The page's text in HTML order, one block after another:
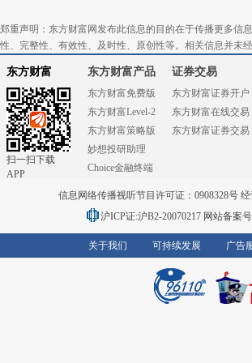
郑重声明：东方财富网发布此信息的目的在于传播更多信
性、完整性、有效性、及时性、原创性等。相关信息并未
东方财富
扫一扫下载
APP
东方财富产品
东方财富免费版
东方财富Level-2
东方财富策略版
妙想投研助理
Choice金融终端
证券交易
东方财富证券开户
东方财富在线交易
东方财富证券交易
信息网络传播视听节目许可证：0908328号
沪ICP证:沪B2-20070217 网站备案
关于我们 可持续发展 广告